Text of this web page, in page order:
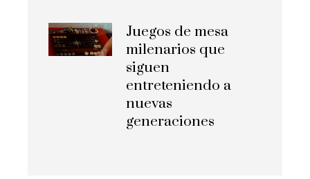
Juegos de mesa
milenarios que
siguen
entreteniendo a
nuevas
generaciones